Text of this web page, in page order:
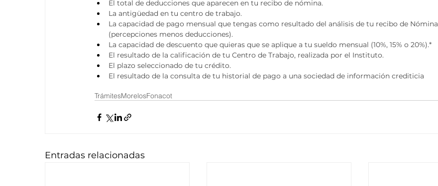
El total de deducciones que aparecen en tu recibo de nómina.
La antigüedad en tu centro de trabajo.
La capacidad de pago mensual que tengas como resultado del análisis de tu recibo de Nómina
(percepciones menos deducciones).
La capacidad de descuento que quieras que se aplique a tu sueldo mensual (10%, 15% o 20%).*
El resultado de la calificación de tu Centro de Trabajo, realizada por el Instituto.
El plazo seleccionado de tu crédito.
El resultado de la consulta de tu historial de pago a una sociedad de información crediticia
TrámitesMorelosFonacot
Entradas relacionadas